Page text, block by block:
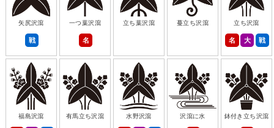
矢尻沢瀉
戦
一つ葉沢瀉
名
立ち葉沢瀉 蔓立ち沢瀉 立ち沢瀉
名 大 戦
福島沢瀉 有馬立ち沢瀉 水野沢瀉 沢瀉に水 鉢付き立ち沢瀉